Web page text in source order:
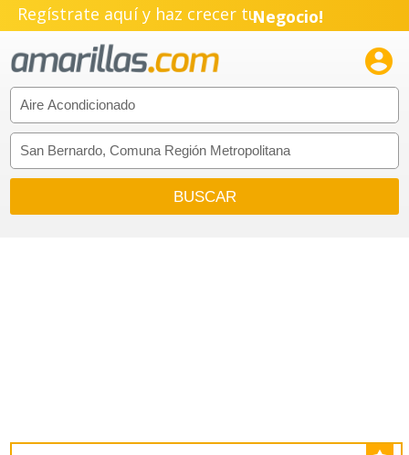
Regístrate aquí y haz crecer tuNegocio!
Emprendimiento!
